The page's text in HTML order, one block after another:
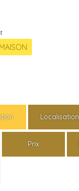
Localisation
Prix